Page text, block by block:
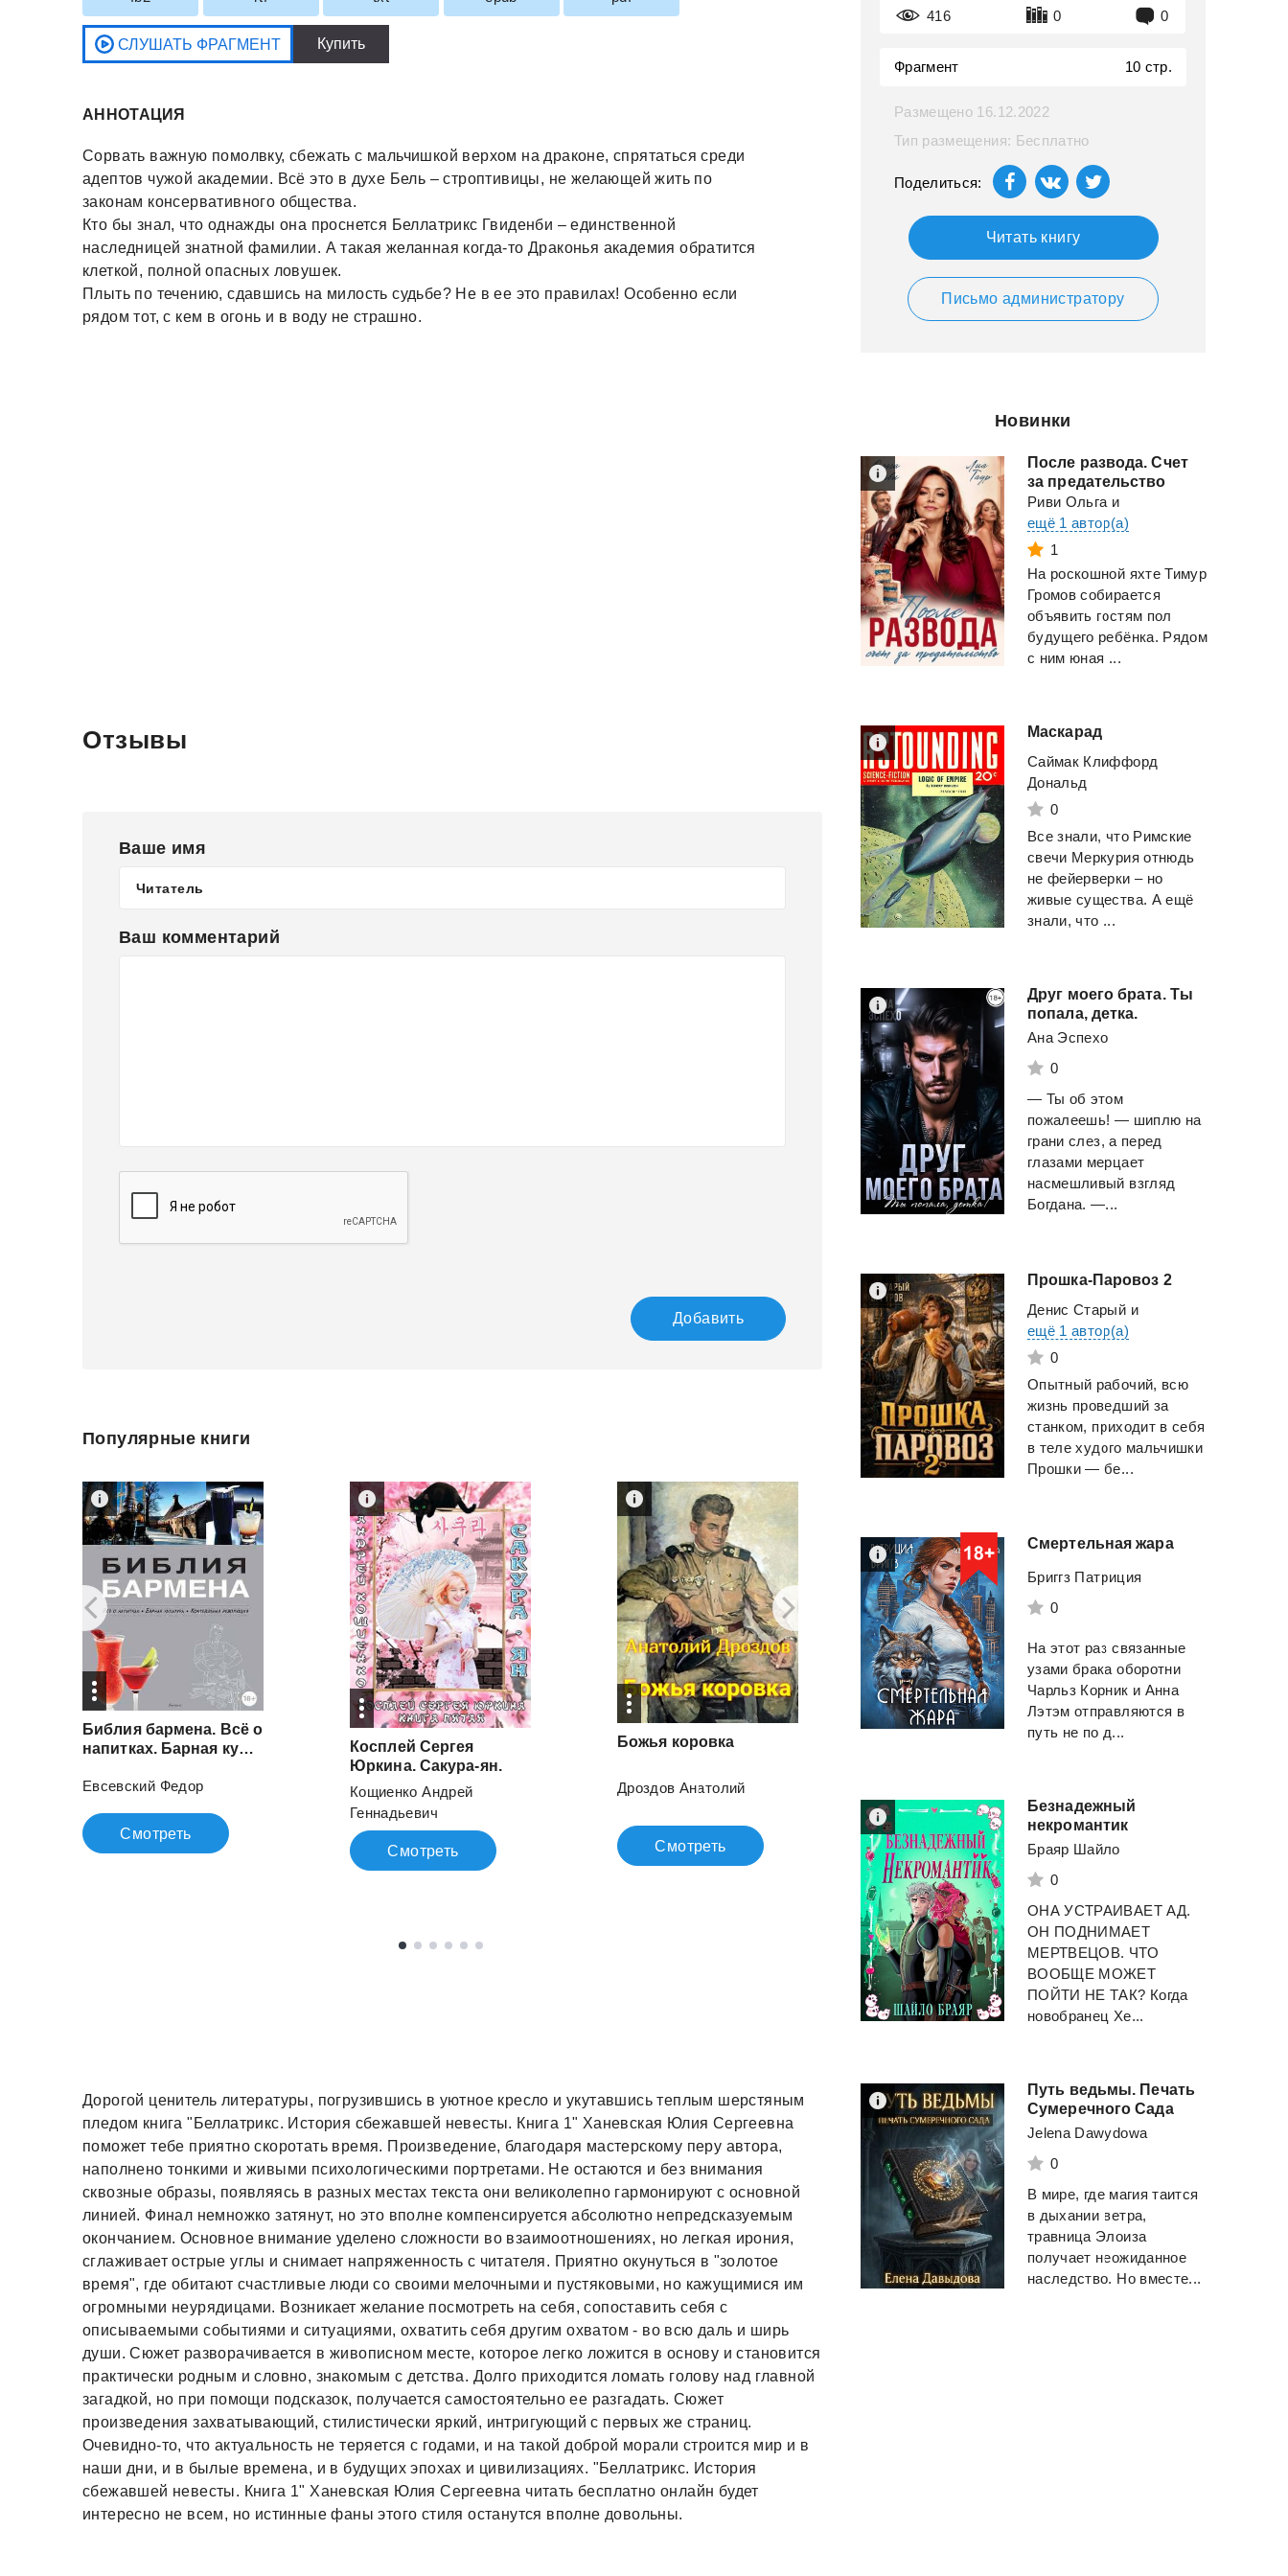
АННОТАЦИЯ
Сорвать важную помолвку, сбежать с мальчишкой верхом на драконе, спрятаться среди
адептов чужой академии. Всё это в духе Бель – строптивицы, не желающей жить по
законам консервативного общества.
Кто бы знал, что однажды она проснется Беллатрикс Гвиденби – единственной
наследницей знатной фамилии. А такая желанная когда-то Драконья академия обратится
клеткой, полной опасных ловушек.
Плыть по течению, сдавшись на милость судьбе? Не в ее это правилах! Особенно если
рядом тот, с кем в огонь и в воду не страшно.
Отзывы
Ваше имя
Ваш комментарий
Добавить
Популярные книги
Библия бармена. Всё о
напитках. Барная культура. Коктейльная революция
Евсевский Федор
Смотреть
Косплей Сергея
Юркина. Сакура-ян.
Кощиенко Андрей
Геннадьевич
Смотреть
Божья коровка
Дроздов Анатолий
Смотреть
Зыков Виталий
Смотреть
Дорогой ценитель литературы, погрузившись в уютное кресло и укутавшись теплым шерстяным
пледом книга "Беллатрикс. История сбежавшей невесты. Книга 1" Ханевская Юлия Сергеевна
поможет тебе приятно скоротать время. Произведение, благодаря мастерскому перу автора,
наполнено тонкими и живыми психологическими портретами. Не остаются и без внимания
сквозные образы, появляясь в разных местах текста они великолепно гармонируют с основной
линией. Финал немножко затянут, но это вполне компенсируется абсолютно непредсказуемым
окончанием. Основное внимание уделено сложности во взаимоотношениях, но легкая ирония,
сглаживает острые углы и снимает напряженность с читателя. Приятно окунуться в "золотое
время", где обитают счастливые люди со своими мелочными и пустяковыми, но кажущимися им
огромными неурядицами. Возникает желание посмотреть на себя, сопоставить себя с
описываемыми событиями и ситуациями, охватить себя другим охватом - во всю даль и ширь
души. Сюжет разворачивается в живописном месте, которое легко ложится в основу и становится
практически родным и словно, знакомым с детства. Долго приходится ломать голову над главной
загадкой, но при помощи подсказок, получается самостоятельно ее разгадать. Сюжет
произведения захватывающий, стилистически яркий, интригующий с первых же страниц.
Очевидно-то, что актуальность не теряется с годами, и на такой доброй морали строится мир и в
наши дни, и в былые времена, и в будущих эпохах и цивилизациях. "Беллатрикс. История
сбежавшей невесты. Книга 1" Ханевская Юлия Сергеевна читать бесплатно онлайн будет
интересно не всем, но истинные фаны этого стиля останутся вполне довольны.
416 0 0
Фрагмент 10 стр.
Размещено 16.12.2022
Тип размещения: Бесплатно
Поделиться:
Читать книгу
Письмо администратору
Новинки
После развода. Счет
за предательство
Риви Ольгаи
ещё 1 автор(а)
1
На роскошной яхте Тимур
Громов собирается
объявить гостям пол
будущего ребёнка. Рядом
с ним юная ...
Маскарад
Саймак Клиффорд
Дональд
0
Все знали, что Римские
свечи Меркурия отнюдь
не фейерверки – но
живые существа. А ещё
знали, что ...
Друг моего брата. Ты
попала, детка.
Ана Эспехо
0
— Ты об этом
пожалеешь! — шиплю на
грани слез, а перед
глазами мерцает
насмешливый взгляд
Богдана. —...
Прошка-Паровоз 2
Денис Старый и
ещё 1 автор(а)
0
Опытный рабочий, всю
жизнь проведший за
станком, приходит в себя
в теле худого мальчишки
Прошки — бе...
Смертельная жара
Бриггз Патриция
0
На этот раз связанные
узами брака оборотни
Чарльз Корник и Анна
Лэтэм отправляются в
путь не по д...
Безнадежный
некромантик
Браяр Шайло
0
ОНА УСТРАИВАЕТ АД.
ОН ПОДНИМАЕТ
МЕРТВЕЦОВ. ЧТО
ВООБЩЕ МОЖЕТ
ПОЙТИ НЕ ТАК? Когда
новобранец Хе...
Путь ведьмы. Печать
Сумеречного Сада
Jelena Dawydowa
0
В мире, где магия таится
в дыхании ветра,
травница Элоиза
получает неожиданное
наследство. Но вместе...